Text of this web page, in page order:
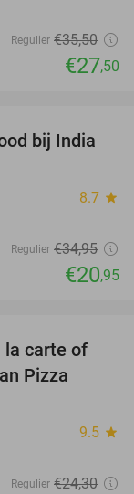
Regulier €35,50
€27,50
40%
bij India
8.7 star
Regulier €34,95
€20,95
38%
la carte of
Pizza
9.5 star
Regulier €24,30